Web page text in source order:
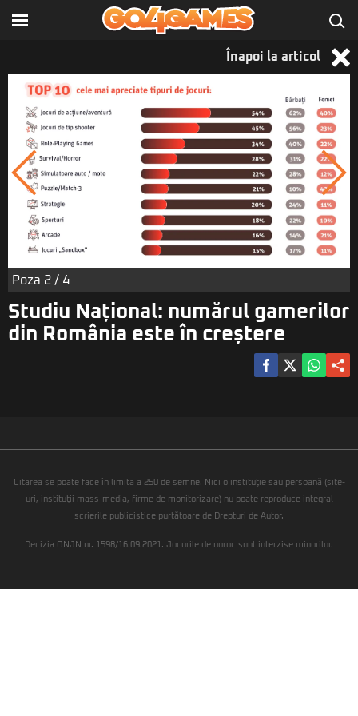
Înapoi la articol
Poza 2 / 4
Studiu Național: numărul gamerilor
din România este în creștere
Citarea se poate face în limita a 250 de semne. Nici o instituţie sau persoană (site-
uri, instituţii mass-media, firme de monitorizare) nu poate reproduce integral
scrierile publicistice purtătoare de Drepturi de Autor.
Decizia ONJN nr. 1598/16.09.2021. Jocurile de noroc sunt interzise minorilor.